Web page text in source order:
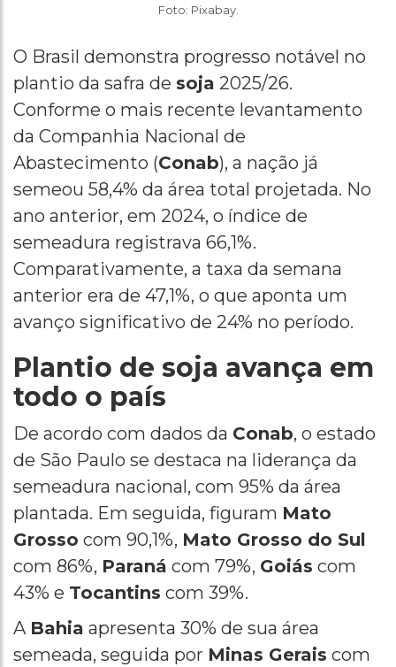
Foto: Pixabay.
O Brasil demonstra progresso notável no
plantio da safra de soja 2025/26.
Conforme o mais recente levantamento
da Companhia Nacional de
Abastecimento (Conab), a nação já
semeou 58,4% da área total projetada. No
ano anterior, em 2024, o índice de
semeadura registrava 66,1%.
Comparativamente, a taxa da semana
anterior era de 47,1%, o que aponta um
avanço significativo de 24% no período.
Plantio de soja avança em
todo o país
De acordo com dados da Conab, o estado
de São Paulo se destaca na liderança da
semeadura nacional, com 95% da área
plantada. Em seguida, figuram Mato
Grosso com 90,1%, Mato Grosso do Sul
com 86%, Paraná com 79%, Goiás com
43% e Tocantins com 39%.
A Bahia apresenta 30% de sua área
semeada, seguida por Minas Gerais com